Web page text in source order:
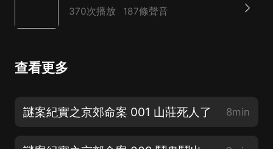
370次播放 187條聲音
查看更多
謎案紀實之京郊命案 001 山莊死人了 8min